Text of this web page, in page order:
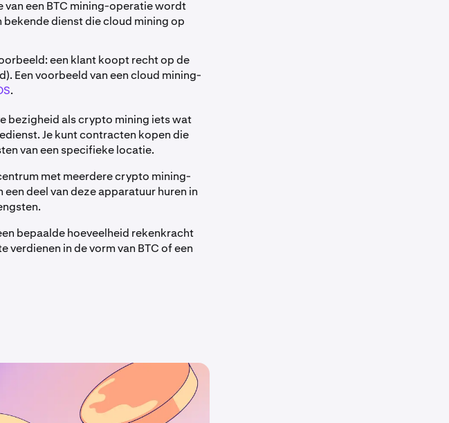
van een BTC mining-operatie wordt
bekende dienst die cloud mining op
een klant koopt recht op de
Een voorbeeld van een cloud mining-
.
bezigheid als crypto mining iets wat
Je kunt contracten kopen die
van een specifieke locatie.
met meerdere crypto mining-
deel van deze apparatuur huren in
bepaalde hoeveelheid rekenkracht
verdienen in de vorm van BTC of een